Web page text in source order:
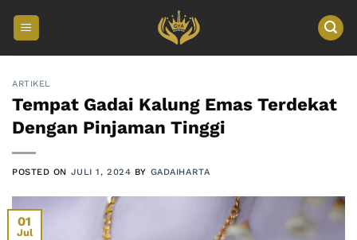
ARTIKEL
Tempat Gadai Kalung Emas Terdekat
Dengan Pinjaman Tinggi
POSTED ON JULI 1, 2024 BY GADAIHARTA
01
Jul